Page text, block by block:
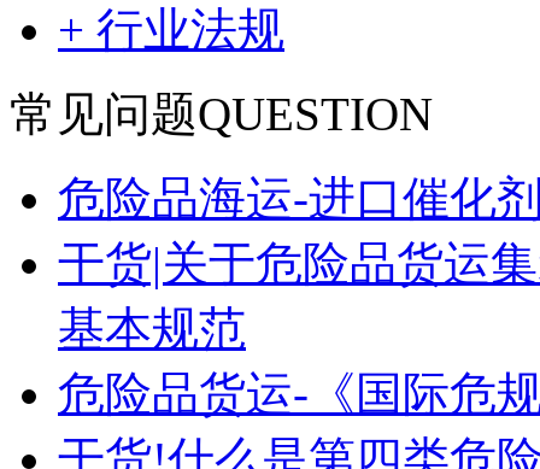
+ 行业法规
常见问题QUESTION
危险品海运-进口催化
干货|关于危险品货运
基本规范
危险品货运-《国际危